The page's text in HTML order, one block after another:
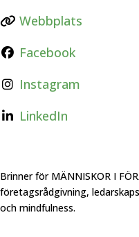
Webbplats
Facebook
Instagram
LinkedIn
Brinner för MÄNNISKOR I
företagsrådgivning,
och mindfulness.